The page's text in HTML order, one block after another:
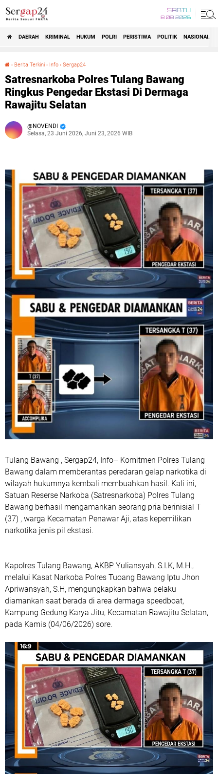
SABTU
8 08 2026
DAERAH KRIMINAL HUKUM POLRI PERISTIWA POLITIK NASIONAL
› Berita Terkini › Info › Sergap24
Satresnarkoba Polres Tulang Bawang
Ringkus Pengedar Ekstasi Di Dermaga
Rawajitu Selatan
NOVENDI
Selasa, 23 Juni 2026, Juni 23, 2026 WIB
Tulang Bawang , Sergap24, Info– Komitmen Polres Tulang
Bawang dalam memberantas peredaran gelap narkotika di
wilayah hukumnya kembali membuahkan hasil. Kali ini,
Satuan Reserse Narkoba (Satresnarkoba) Polres Tulang
Bawang berhasil mengamankan seorang pria berinisial T
(37) , warga Kecamatan Penawar Aji, atas kepemilikan
narkotika jenis pil ekstasi.
Kapolres Tulang Bawang, AKBP Yuliansyah, S.I.K, M.H.,
melalui Kasat Narkoba Polres Tuoang Bawang Iptu Jhon
Apriwansyah, S.H, mengungkapkan bahwa pelaku
diamankan saat berada di area dermaga speedboat,
Kampung Gedung Karya Jitu, Kecamatan Rawajitu Selatan,
pada Kamis (04/06/2026) sore.